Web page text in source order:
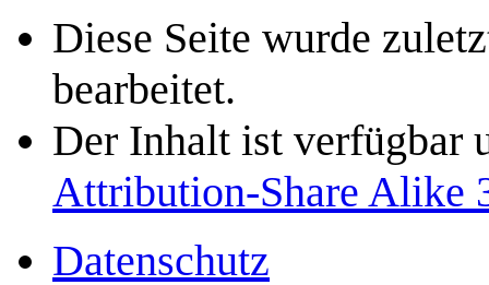
Diese Seite wurde
bearbeitet.
Der Inhalt ist verfügbar
Attribution-Share Alike
Datenschutz